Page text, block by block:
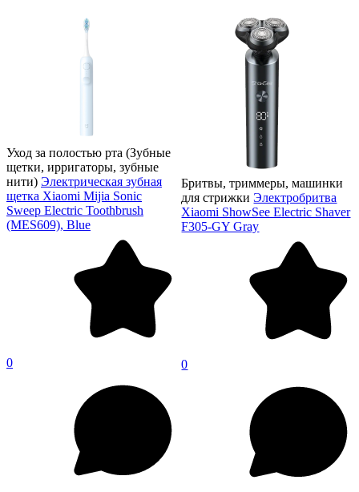
Уход за полостью рта (Зубные
щетки, ирригаторы, зубные
нити) Электрическая зубная
щетка Xiaomi Mijia Sonic
Sweep Electric Toothbrush
(MES609), Blue
0
Бритвы, триммеры, машинки
для стрижки Электробритва
Xiaomi ShowSee Electric Shaver
F305-GY Gray
0